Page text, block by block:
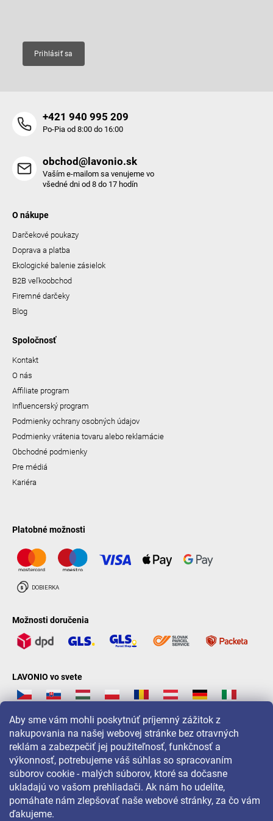
Aby sme vám mohli poskytnúť príjemný zážitok z
nakupovania na našej webovej stránke bez otravných
reklám a zabezpečiť jej použiteľnosť, funkčnosť a
výkonnosť, potrebujeme váš súhlas so spracovaním
súborov cookie - malých súborov, ktoré sa dočasne
ukladajú vo vašom prehliadači. Ak nám ho udelíte,
pomáhate nám zlepšovať naše webové stránky, za čo vám
ďakujeme.
Prihlásiť sa
+421 940 995 209
Po-Pia od 8:00 do 16:00
obchod@lavonio.sk
Vaším e-mailom sa venujeme vo
všedné dni od 8 do 17 hodín
O nákupe
Darčekové poukazy
Doprava a platba
Ekologické balenie zásielok
B2B veľkoobchod
Firemné darčeky
Blog
Spoločnosť
Kontakt
O nás
Affiliate program
Influencerský program
Podmienky ochrany osobných údajov
Podmienky vrátenia tovaru alebo reklamácie
Obchodné podmienky
Pre médiá
Kariéra
Platobné možnosti
Možnosti doručenia
LAVONIO vo svete
Pre akcie, súťaže a zľavy nás sledujte na: